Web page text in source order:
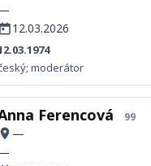
12.03.2026
moderátor
Ferencová 99
—